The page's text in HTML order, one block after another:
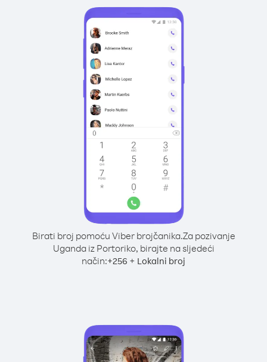
Birati broj pomoću Viber brojčanika.Za pozivanje
Uganda iz Portoriko, birajte na sljedeći
način:+256 + Lokalni broj